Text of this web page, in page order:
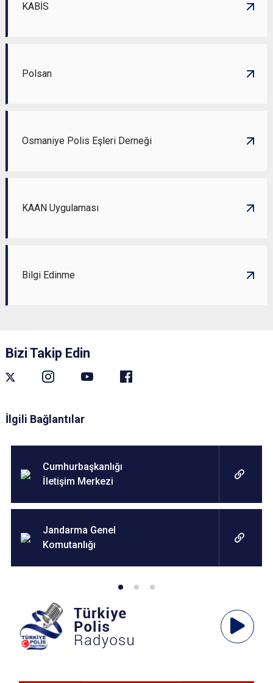
KABİS
Polsan
Osmaniye Polis Eşleri Derneği
KAAN Uygulaması
Bilgi Edinme
Bizi Takip Edin
İlgili Bağlantılar
Cumhurbaşkanlığı
İletişim Merkezi
Jandarma Genel
Komutanlığı
Ses
Oynatıcı